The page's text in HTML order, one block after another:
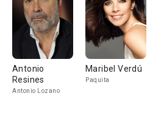
Antonio
Resines
Antonio Lozano
Maribel Verdú
Paquita